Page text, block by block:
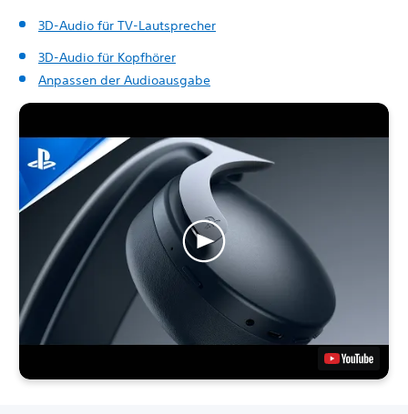
3D-Audio für TV-Lautsprecher
3D-Audio für Kopfhörer
Anpassen der Audioausgabe